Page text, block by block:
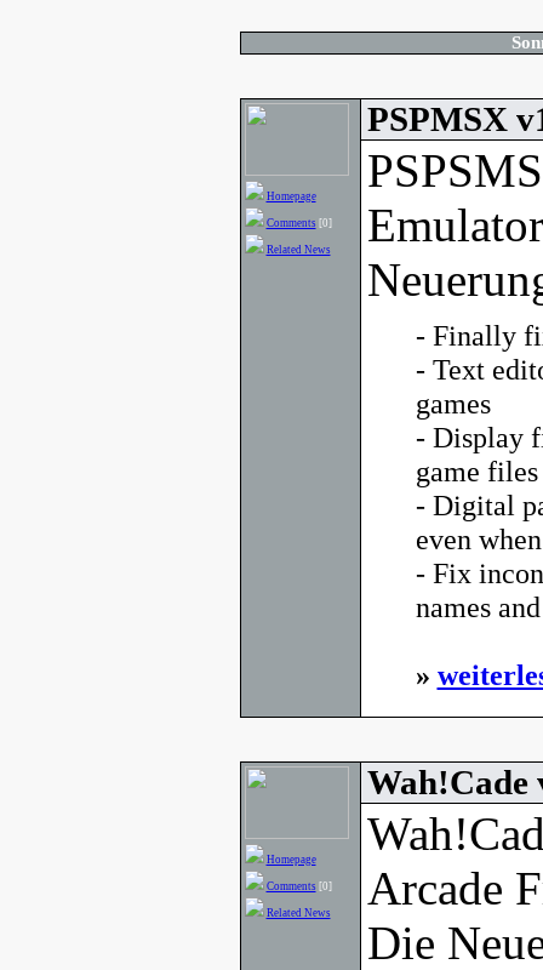
Homepage
Comments [0]
Related News
PSPMSX
- Finally
- Text
games
- Display
game files
- Digital
even
- Fix
names
»
Homepage
Comments [0]
Related News
Wah!Cade
Arcade
Die